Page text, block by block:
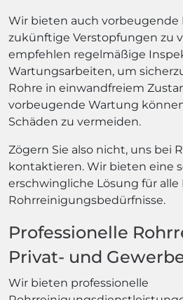
Wir bieten auch vorbeugende
zukünftige Verstopfungen zu
empfehlen regelmäßige
Wartungsarbeiten, um
Rohre in einwandfreiem
vorbeugende Wartung
Schäden zu vermeiden.
Zögern Sie also nicht, uns bei
kontaktieren. Wir bieten eine
erschwingliche Lösung für alle
Rohrreinigungsbedürfnisse.
Professionelle
Privat- und
Wir bieten professionelle